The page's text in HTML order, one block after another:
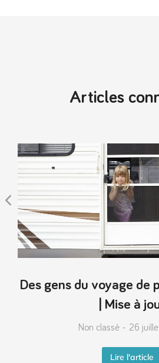
Articles
Des gens du voyage de
| Mise à
Non classé 26
Lire l'article